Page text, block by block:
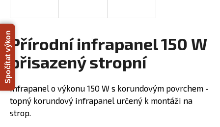
Přírodní infrapanel 150 W
přisazený stropní
Infrapanel o výkonu 150 W s korundovým povrchem -
topný korundový infrapanel určený k montáži na
strop.
A
j
í
t
?
Spočítat výkon